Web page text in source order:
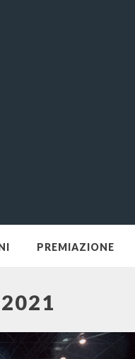
PREMIAZIONE